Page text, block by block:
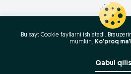
Bu sayt Cookie fayllarni ishlatadi.
mumkin. Ko'proq
Qabul